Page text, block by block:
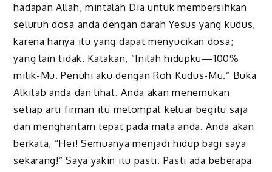
hadapan Allah, mintalah Dia untuk membersihkan
seluruh dosa anda dengan darah Yesus yang kudus,
karena hanya itu yang dapat menyucikan dosa;
yang lain tidak. Katakan, “Inilah hidupku—100%
milik-Mu. Penuhi aku dengan Roh Kudus-Mu.” Buka
Alkitab anda dan lihat. Anda akan menemukan
setiap arti firman itu melompat keluar begitu saja
dan menghantam tepat pada mata anda. Anda akan
berkata, “Hei! Semuanya menjadi hidup bagi saya
sekarang!” Saya yakin itu pasti. Pasti ada beberapa